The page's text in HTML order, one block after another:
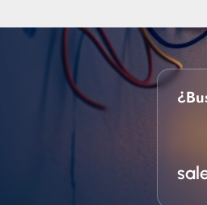
°C, con una tensión nominal
5000 V. También puede
como cable conductor para
eléctricos en entornos de
temperatura. El cable
fuego son importantes.